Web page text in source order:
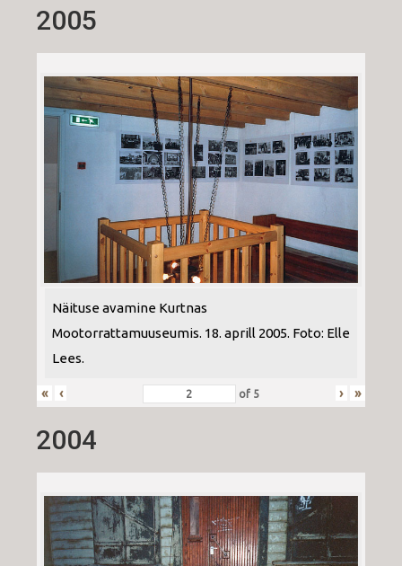
2005
Näituse avamine Kurtnas
Mootorrattamuuseumis. 18. aprill 2005. Foto: Elle
Lees.
« ‹ of 5 › »
2004